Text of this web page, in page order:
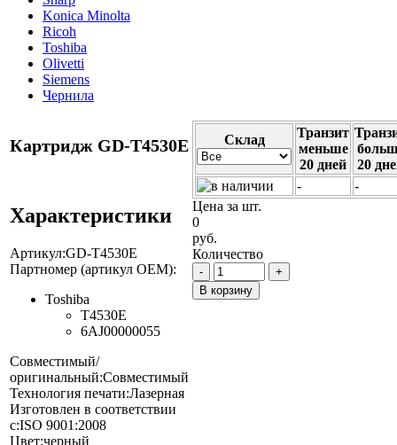
Konica Minolta
Ricoh
Toshiba
Olivetti
Siemens
Чернила
Картридж GD-T4530E
Характеристики
Артикул:GD-T4530E
Партномер (артикул OEM):
Toshiba
T4530E
6AJ00000055
Совместимый/
оригинальный:Совместимый
Технология печати:Лазерная
Изготовлен в соответствии
с:ISO 9001:2008
Цвет:черный
Cклад
Транзит
меньше
20 дней
20
-
-
Цена за шт.
0
руб.
Количество
-
+
В корзину